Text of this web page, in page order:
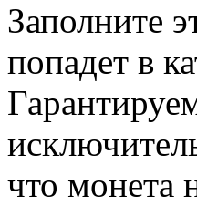
Заполните
попадет в
что монета